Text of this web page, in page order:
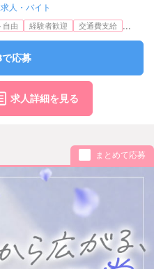
人・バイト
自由 経験者歓迎 交通費支給 ...
応募
求人詳細を見る
まとめて応募